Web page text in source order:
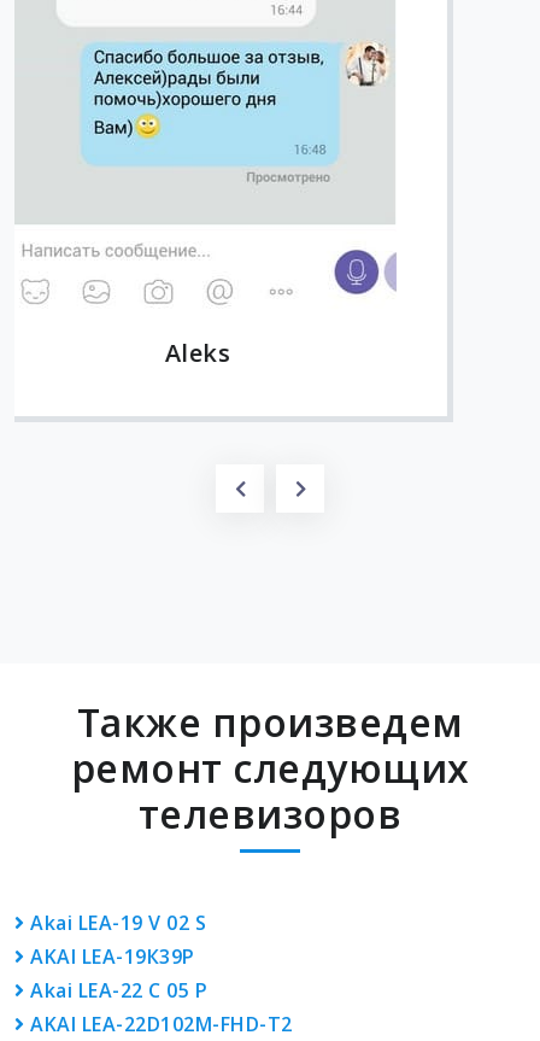
Также произведем
ремонт следующих
телевизоров
Akai LEA-19 V 02 S
AKAI LEA-19К39P
Akai LEA-22 C 05 P
AKAI LEA-22D102M-FHD-T2